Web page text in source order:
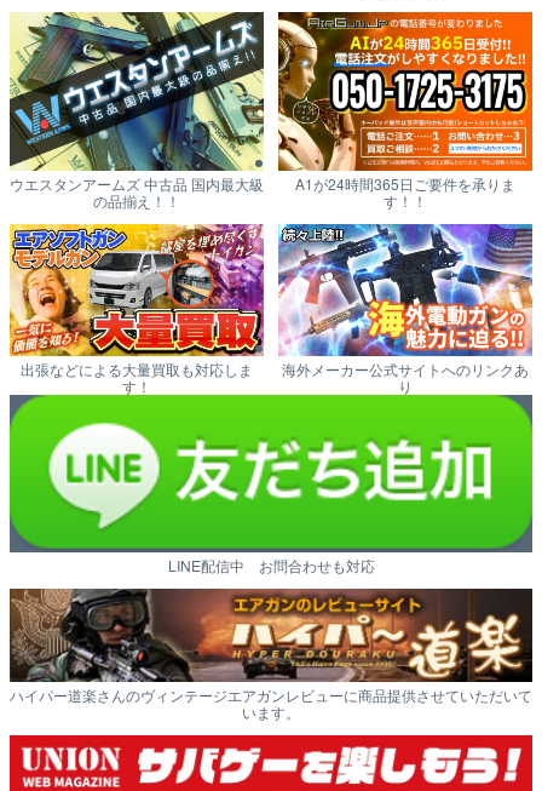
ウエスタンアームズ 中古品 国内最大級
の品揃え！！
A1が24時間365日ご要件を承りま
す！！
出張などによる大量買取も対応しま
す！
海外メーカー公式サイトへのリンクあ
り
LINE配信中 お問合わせも対応
ハイパー道楽さんのヴィンテージエアガンレビューに商品提供させていただいて
います。